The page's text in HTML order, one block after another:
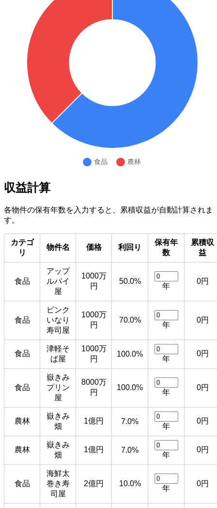
収益計算
各物件の保有年数を入力すると、累積収益が自動計算されま
す。
カテゴ
リ
物件名 価格 利回り
保有年
数
累積収
益
食品
アップ
ルパイ
屋
1000万
円
50.0%
年
0円
食品
ピンク
いなり
寿司屋
1000万
円
70.0%
年
0円
食品
津軽そ
ば屋
1000万
円
100.0%
年
0円
食品
嶽きみ
プリン
屋
8000万
円
100.0%
年
0円
農林
嶽きみ
畑
1億円 7.0%
年
0円
農林
嶽きみ
畑
1億円 7.0%
年
0円
食品
海鮮太
巻き寿
司屋
2億円 10.0%
年
0円